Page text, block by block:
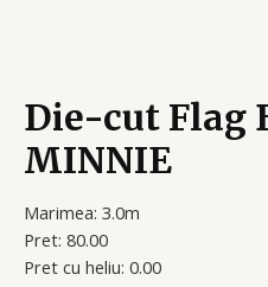
Die-cut Flag
MINNIE
Marimea: 3.0m
Pret: 80.00
Pret cu heliu: 0.00